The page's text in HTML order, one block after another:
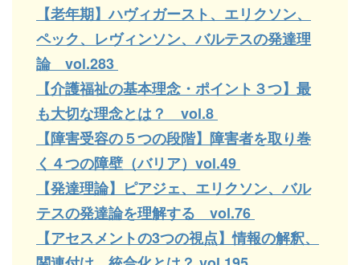
【老年期】ハヴィガースト、エリクソン、
ペック、レヴィンソン、バルテスの発達理
論 vol.283
【介護福祉の基本理念・ポイント３つ】最
も大切な理念とは？ vol.8
【障害受容の５つの段階】障害者を取り巻
く４つの障壁（バリア）vol.49
【発達理論】ピアジェ、エリクソン、バル
テスの発達論を理解する vol.76
【アセスメントの3つの視点】情報の解釈、